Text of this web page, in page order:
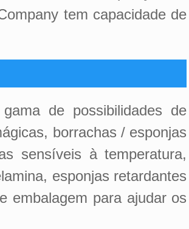
tem capacidade de
de possibilidades de
borrachas / esponjas
sensíveis à temperatura,
esponjas retardantes
embalagem para ajudar os